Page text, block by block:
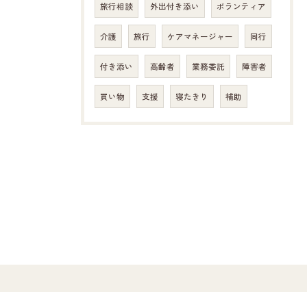
旅行相談 外出付き添い ボランティア
介護 旅行 ケアマネージャー 同行
付き添い 高齢者 業務委託 障害者
買い物 支援 寝たきり 補助